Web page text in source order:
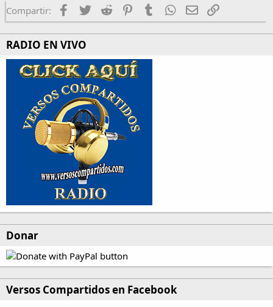
o
n
s
:
Compartir: Facebook
TwitterReddit PinterestTumblrWhatsApp
EmailEnlace
RADIO EN VIVO
Donar
Versos Compartidos en Facebook